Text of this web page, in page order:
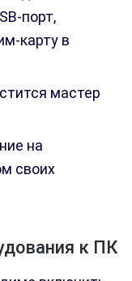
порт,
карту в
мастер
на
своих
к ПК